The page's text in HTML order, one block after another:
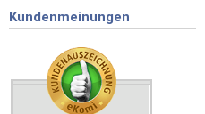
Kundenmeinungen